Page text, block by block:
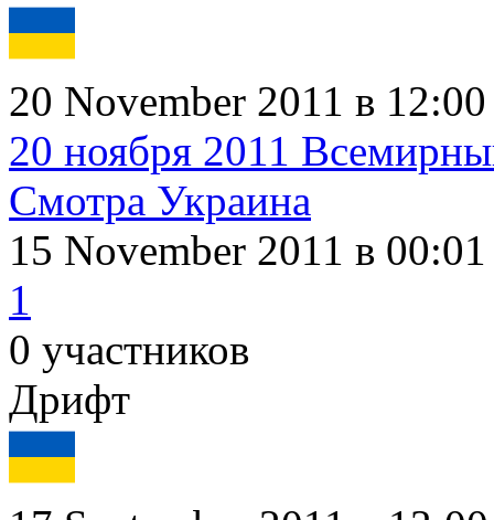
20 November 2011 в 12:00
20 ноября 2011
Смотра Украина
15 November 2011 в 00:01
1
0 участников
Дрифт